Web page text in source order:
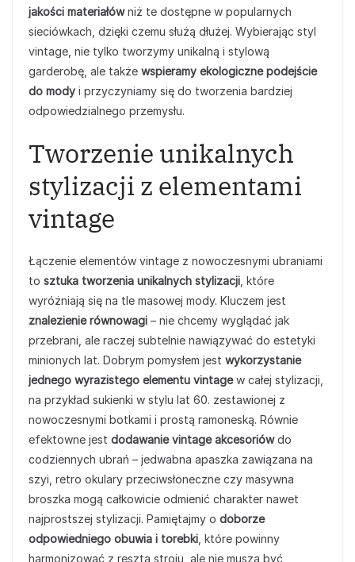
jakości materiałówniż te dostępne w popularnych
sieciówkach, dzięki czemu służą dłużej. Wybierając styl
vintage, nie tylko tworzymy unikalną i stylową
garderobę, ale także wspieramy ekologiczne podejście
do mody i przyczyniamy się do tworzenia bardziej
odpowiedzialnego przemysłu.
Tworzenie unikalnych
stylizacji z elementami
vintage
Łączenie elementów vintage z nowoczesnymi ubraniami
to sztuka tworzenia unikalnych stylizacji , które
wyróżniają się na tle masowej mody. Kluczem jest
znalezienie równowagi – nie chcemy wyglądać jak
przebrani, ale raczej subtelnie nawiązywać do estetyki
minionych lat. Dobrym pomysłem jest wykorzystanie
jednego wyrazistego elementu vintagew całej stylizacji,
na przykład sukienki w stylu lat 60. zestawionej z
nowoczesnymi botkami i prostą ramoneską. Równie
efektowne jest dodawanie vintage akcesoriówdo
codziennych ubrań – jedwabna apaszka zawiązana na
szyi, retro okulary przeciwsłoneczne czy masywna
broszka mogą całkowicie odmienić charakter nawet
najprostszej stylizacji. Pamiętajmy o doborze
odpowiedniego obuwia i torebki , które powinny
harmonizować z resztą stroju, ale nie muszą być